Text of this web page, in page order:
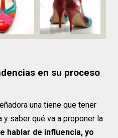
en su proceso
una tiene que tener
saber qué va a proponer la
hablar de influencia, yo